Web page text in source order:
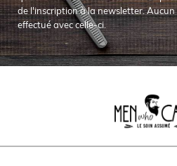
de l'inscription à la newsletter.
effectué avec celle-ci.